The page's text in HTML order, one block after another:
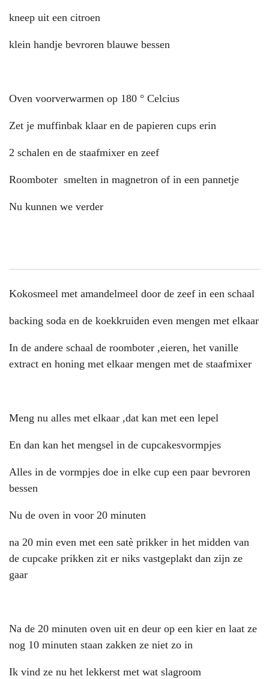
kneep uit een citroen
klein handje bevroren blauwe bessen
Oven voorverwarmen op 180 ° Celcius
Zet je muffinbak klaar en de papieren cups erin
2 schalen en de staafmixer en zeef
Roomboter smelten in magnetron of in een pannetje
Nu kunnen we verder
Kokosmeel met amandelmeel door de zeef in een schaal
backing soda en de koekkruiden even mengen met elkaar
In de andere schaal de roomboter ,eieren, het vanille
extract en honing met elkaar mengen met de staafmixer
Meng nu alles met elkaar ,dat kan met een lepel
En dan kan het mengsel in de cupcakesvormpjes
Alles in de vormpjes doe in elke cup een paar bevroren
bessen
Nu de oven in voor 20 minuten
na 20 min even met een satè prikker in het midden van
de cupcake prikken zit er niks vastgeplakt dan zijn ze
gaar
Na de 20 minuten oven uit en deur op een kier en laat ze
nog 10 minuten staan zakken ze niet zo in
Ik vind ze nu het lekkerst met wat slagroom